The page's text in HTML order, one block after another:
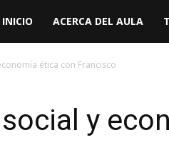
INICIO ACERCA DEL AULA
ética con Francisco
y